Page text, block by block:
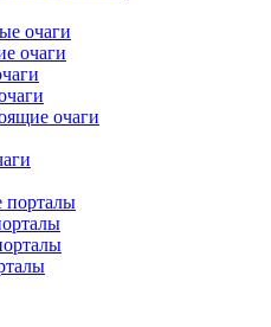
очаги
очаги
очаги
порталы